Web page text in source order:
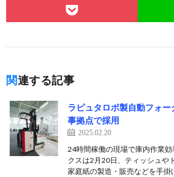
関連する記事
ラピュタロボ製自動フォ
事拠点で採用
2025.02.20
24時間稼働の現場で庫内作業
クスは2月20日、ティッシュや
家庭紙の製造・販売などを手